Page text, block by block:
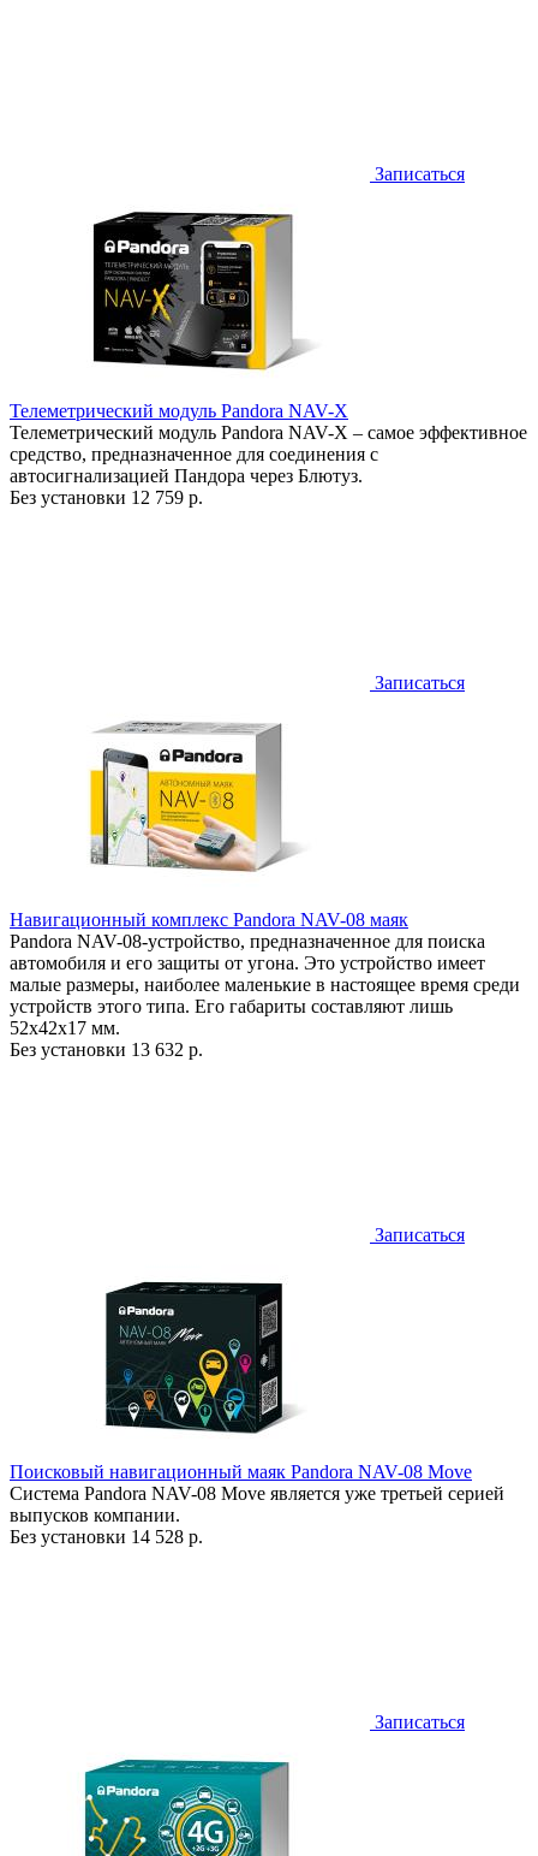
Записаться
Телеметрический модуль Pandora NAV-X
Телеметрический модуль Pandora NAV-X – самое эффективное
средство, предназначенное для соединения с
автосигнализацией Пандора через Блютуз.
Без установки 12 759 р.
Записаться
Навигационный комплекс Pandora NAV-08 маяк
Pandora NAV-08-устройство, предназначенное для поиска
автомобиля и его защиты от угона. Это устройство имеет
малые размеры, наиболее маленькие в настоящее время среди
устройств этого типа. Его габариты составляют лишь
52х42х17 мм.
Без установки 13 632 р.
Записаться
Поисковый навигационный маяк Pandora NAV-08 Move
Система Pandora NAV-08 Move является уже третьей серией
выпусков компании.
Без установки 14 528 р.
Записаться